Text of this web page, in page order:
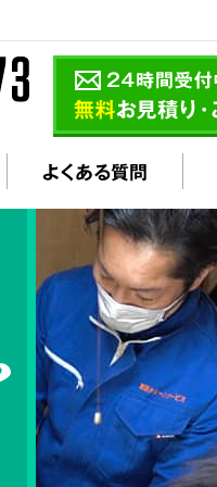
よくある質問